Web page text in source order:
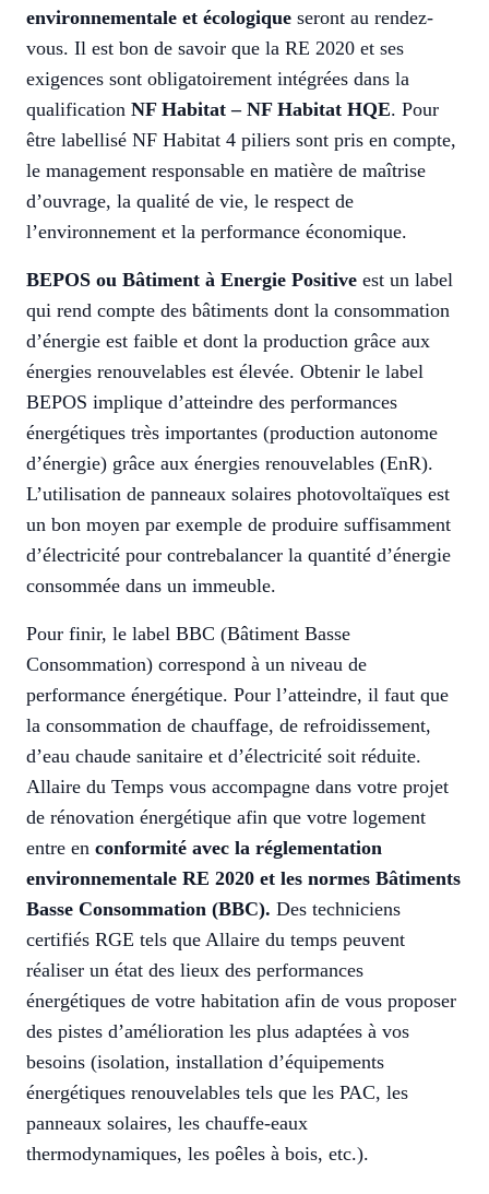
environnementale et écologique seront au rendez-
vous. Il est bon de savoir que la RE 2020 et ses
exigences sont obligatoirement intégrées dans la
qualification NF Habitat – NF Habitat HQE. Pour
être labellisé NF Habitat 4 piliers sont pris en compte,
le management responsable en matière de maîtrise
d’ouvrage, la qualité de vie, le respect de
l’environnement et la performance économique.
BEPOS ou Bâtiment à Energie Positive est un label
qui rend compte des bâtiments dont la consommation
d’énergie est faible et dont la production grâce aux
énergies renouvelables est élevée. Obtenir le label
BEPOS implique d’atteindre des performances
énergétiques très importantes (production autonome
d’énergie) grâce aux énergies renouvelables (EnR).
L’utilisation de panneaux solaires photovoltaïques est
un bon moyen par exemple de produire suffisamment
d’électricité pour contrebalancer la quantité d’énergie
consommée dans un immeuble.
Pour finir, le label BBC (Bâtiment Basse
Consommation) correspond à un niveau de
performance énergétique. Pour l’atteindre, il faut que
la consommation de chauffage, de refroidissement,
d’eau chaude sanitaire et d’électricité soit réduite.
Allaire du Temps vous accompagne dans votre projet
de rénovation énergétique afin que votre logement
entre en conformité avec la réglementation
environnementale RE 2020 et les normes Bâtiments
Basse Consommation (BBC). Des techniciens
certifiés RGE tels que Allaire du temps peuvent
réaliser un état des lieux des performances
énergétiques de votre habitation afin de vous proposer
des pistes d’amélioration les plus adaptées à vos
besoins (isolation, installation d’équipements
énergétiques renouvelables tels que les PAC, les
panneaux solaires, les chauffe-eaux
thermodynamiques, les poêles à bois, etc.).